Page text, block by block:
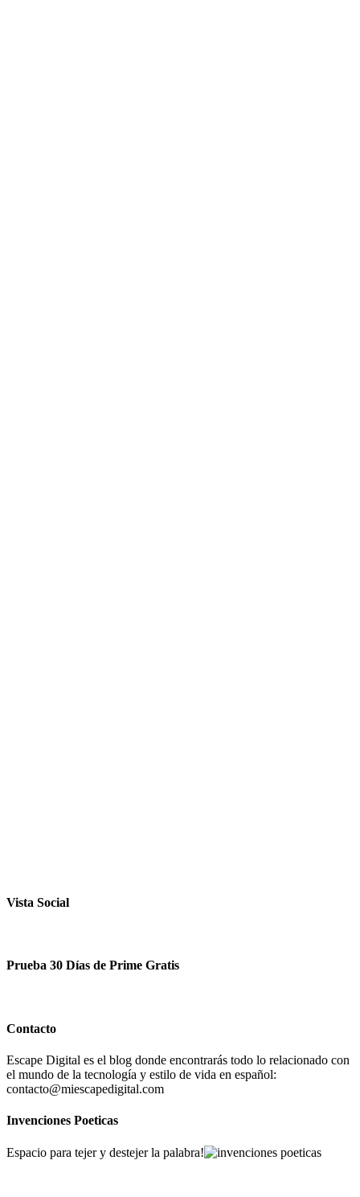
Vista Social
Prueba 30 Días de Prime Gratis
Contacto
Escape Digital es el blog donde encontrarás todo lo relacionado con
el mundo de la tecnología y estilo de vida en español:
contacto@miescapedigital.com
Invenciones Poeticas
Espacio para tejer y destejer la palabra!